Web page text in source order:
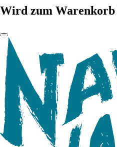
Wird zum Warenkorb